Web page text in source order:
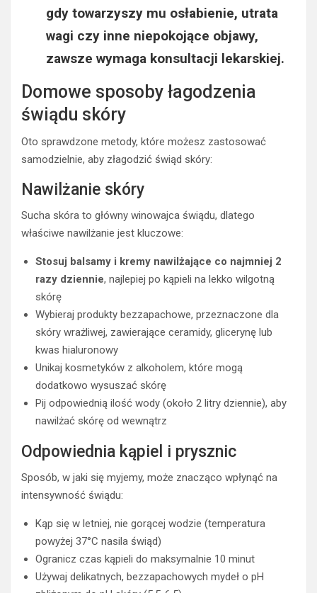
gdy towarzyszy mu osłabienie, utrata
wagi czy inne niepokojące objawy,
zawsze wymaga konsultacji lekarskiej.
Domowe sposoby łagodzenia
świądu skóry
Oto sprawdzone metody, które możesz zastosować
samodzielnie, aby złagodzić świąd skóry:
Nawilżanie skóry
Sucha skóra to główny winowajca świądu, dlatego
właściwe nawilżanie jest kluczowe:
Stosuj balsamy i kremy nawilżające co najmniej 2
razy dziennie, najlepiej po kąpieli na lekko wilgotną
skórę
Wybieraj produkty bezzapachowe, przeznaczone dla
skóry wrażliwej, zawierające ceramidy, glicerynę lub
kwas hialuronowy
Unikaj kosmetyków z alkoholem, które mogą
dodatkowo wysuszać skórę
Pij odpowiednią ilość wody (około 2 litry dziennie), aby
nawilżać skórę od wewnątrz
Odpowiednia kąpiel i prysznic
Sposób, w jaki się myjemy, może znacząco wpłynąć na
intensywność świądu:
Kąp się w letniej, nie gorącej wodzie (temperatura
powyżej 37°C nasila świąd)
Ogranicz czas kąpieli do maksymalnie 10 minut
Używaj delikatnych, bezzapachowych mydeł o pH